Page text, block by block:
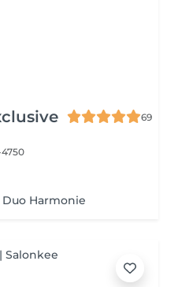
69
Duo Harmonie